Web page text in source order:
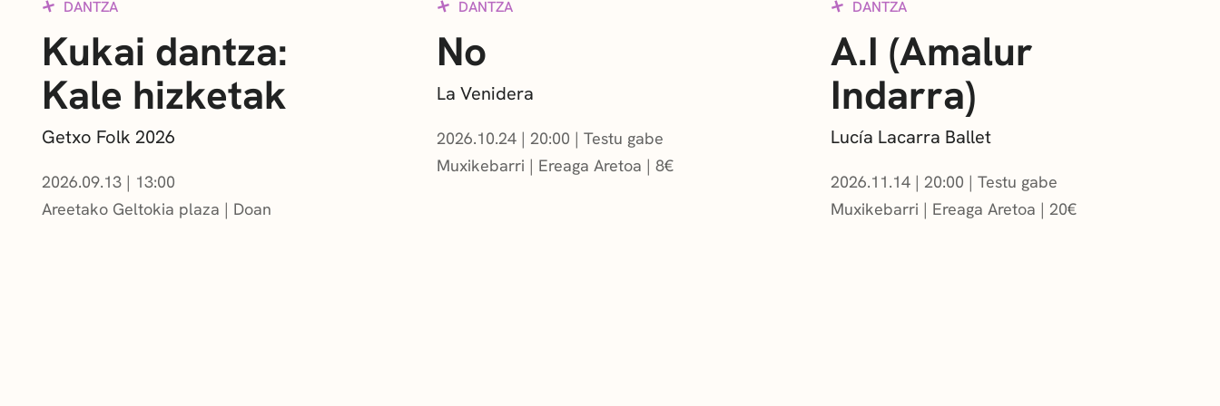
DANTZA
Kukai dantza:
Kale hizketak
Getxo Folk 2026
2026.09.13 | 13:00
Areetako Geltokia plaza
Doan
DANTZA
No
La Venidera
2026.10.24| 20:00
Testu gabe
Muxikebarri | Ereaga Aretoa 8€
DANTZA
A.I (Amalur
Indarra)
Lucía Lacarra Ballet
2026.11.14 | 20:00
Testu gabe
Muxikebarri | Ereaga Aretoa 20€